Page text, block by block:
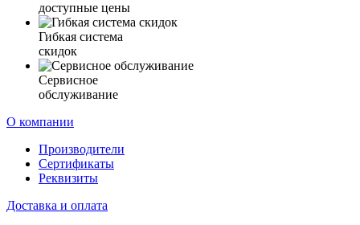
доступные цены
Гибкая система
скидок
Сервисное
обслуживание
О компании
Производители
Сертификаты
Реквизиты
Доставка и оплата